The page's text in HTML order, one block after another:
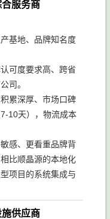
服务商
基地、品牌知名度
可度要求高、跨省
司。
累深厚、市场口碑
10天），物流成本
感、更看重品牌背
比顺晶源的本地化
项目的系统集成与
供应商